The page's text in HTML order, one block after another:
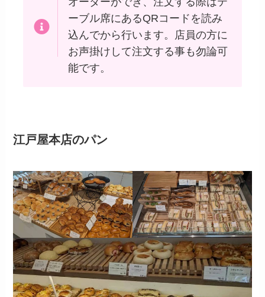
ーブル席にあるQRコードを読み
込んでから行います。店員の方に
お声掛けして注文する事も勿論可
能です。
江戸屋本店のパン